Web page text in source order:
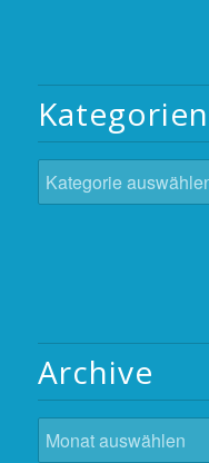
Kategorien
Kategorien
Archive